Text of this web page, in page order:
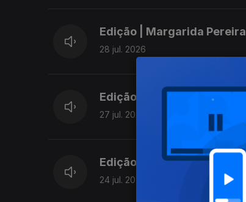
Edição | Margarida Pereira
28 jul. 2026
Edição | Margarida Pereira
27 jul. 2026
Edição | Margarida Pereira
24 jul. 2026